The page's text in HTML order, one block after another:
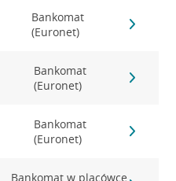
Bankomat
(Euronet)
Bankomat
(Euronet)
Bankomat
(Euronet)
Bankomat w placówce